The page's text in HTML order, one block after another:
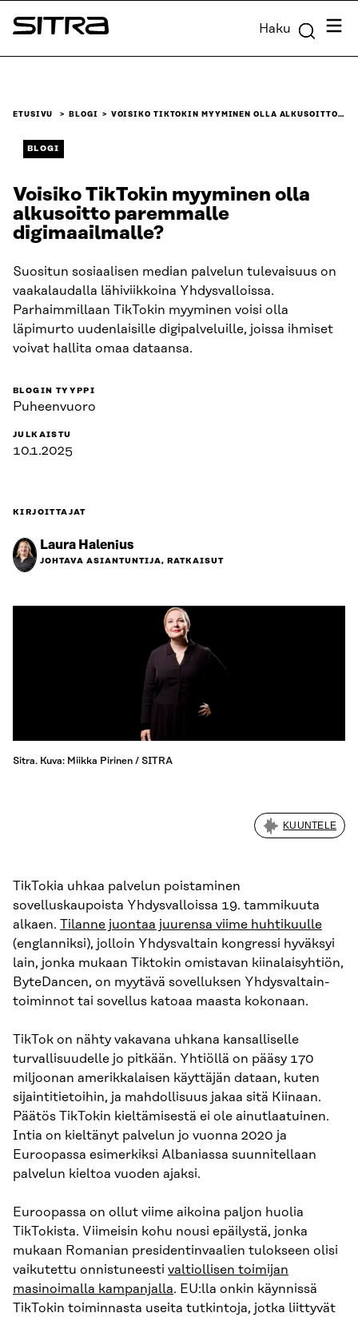
Siirry
suoraan
Sitra Haku
ETUSIVU BLOGI VOISIKO TIKTOKIN MYYMINEN OLLA ALKUSOITTO…
BLOGI
Voisiko TikTokin myyminen olla
alkusoitto paremmalle
digimaailmalle?
Suositun sosiaalisen median palvelun tulevaisuus on
vaakalaudalla lähiviikkoina Yhdysvalloissa.
Parhaimmillaan TikTokin myyminen voisi olla
läpimurto uudenlaisille digipalveluille, joissa ihmiset
voivat hallita omaa dataansa.
BLOGIN TYYPPI
Puheenvuoro
JULKAISTU
10.1.2025
KIRJOITTAJAT
Laura Halenius
JOHTAVA ASIANTUNTIJA, RATKAISUT
Sitra. Kuva: Miikka Pirinen / SITRA
KUUNTELE
TikTokia uhkaa palvelun poistaminen
sovelluskaupoista Yhdysvalloissa 19. tammikuuta
alkaen. Tilanne juontaa juurensa viime huhtikuulle
(englanniksi), jolloin Yhdysvaltain kongressi hyväksyi
lain, jonka mukaan Tiktokin omistavan kiinalaisyhtiön,
ByteDancen, on myytävä sovelluksen Yhdysvaltain-
toiminnot tai sovellus katoaa maasta kokonaan.
TikTok on nähty vakavana uhkana kansalliselle
turvallisuudelle jo pitkään. Yhtiöllä on pääsy 170
miljoonan amerikkalaisen käyttäjän dataan, kuten
sijaintitietoihin, ja mahdollisuus jakaa sitä Kiinaan.
Päätös TikTokin kieltämisestä ei ole ainutlaatuinen.
Intia on kieltänyt palvelun jo vuonna 2020 ja
Euroopassa esimerkiksi Albaniassa suunnitellaan
palvelun kieltoa vuoden ajaksi.
Euroopassa on ollut viime aikoina paljon huolia
TikTokista. Viimeisin kohu nousi epäilystä, jonka
mukaan Romanian presidentinvaalien tulokseen olisi
vaikutettu onnistuneesti valtiollisen toimijan
masinoimalla kampanjalla. EU:lla onkin käynnissä
TikTokin toiminnasta useita tutkintoja, jotka liittyvät